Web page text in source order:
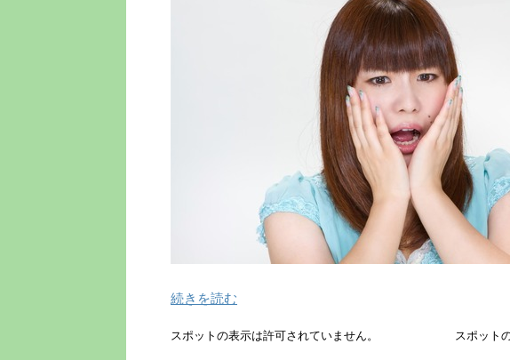
続きを読む